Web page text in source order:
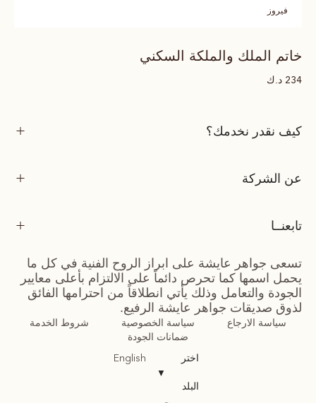
فيروز
خاتم الملك والملكة السكني
234 د.ك
كيف نقدر نخدمك؟
عن الشركة
تابعنــا
تسعى جواهر عايشة على ابراز الروح الفنية في كل ما
يحمل اسمها كما تحرص دائماً على الالتزام بأعلى معايير
الجودة والتعامل وذلك يأتي انطلاقاً من احترامها الفائق
لذوق صديقات جواهر عايشة الرفيع.
سياسة الارجاع سياسة الخصوصية
شروط الخدمة
ضمانات الجودة
اختر
البلد
▼
English